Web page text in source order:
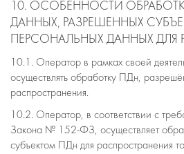
10. ОСОБЕННОСТИ
ДАННЫХ, РАЗРЕШЕННЫХ
ПЕРСОНАЛЬНЫХ ДАННЫХ ДЛЯ
10.1. Оператор в рамках своей
осуществлять обработку ПДн,
распространения.
10.2. Оператор, в соответствии с
Закона № 152-ФЗ, осуществляет
субъектом ПДн для распространения